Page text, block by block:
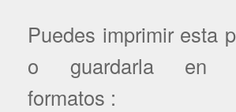
Puedes imprimir esta
o guardarla en
formatos :